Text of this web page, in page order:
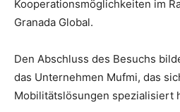
Kooperationsmöglichkeiten im
Granada Global.
Den Abschluss des Besuchs
das Unternehmen Mufmi, das
Mobilitätslösungen spezialisiert